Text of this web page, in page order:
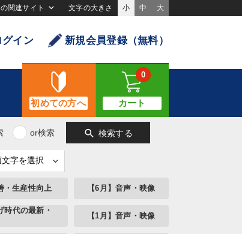
関連サイト 文字の大きさ 小 中 大
グイン 新規会員登録（無料）
初めての方へ カート
0
or検索 search 検索する
・生産性向上 【6月】音声・映像
時代の最新・
【1月】音声・映像